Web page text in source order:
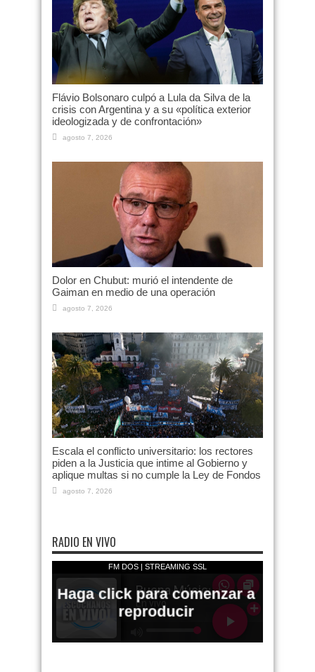
Flávio Bolsonaro culpó a Lula da Silva de la
crisis con Argentina y a su «política exterior
ideologizada y de confrontación»
agosto 7, 2026
Dolor en Chubut: murió el intendente de
Gaiman en medio de una operación
agosto 7, 2026
Escala el conflicto universitario: los rectores
piden a la Justicia que intime al Gobierno y
aplique multas si no cumple la Ley de Fondos
agosto 7, 2026
RADIO EN VIVO